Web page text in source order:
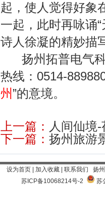
起，使人觉得好象
一起，此时再咏诵
诗人徐凝的精妙描
扬州拓普电气科
热线：0514-
州 ”的意境。
上一篇： 人间仙境
下一篇： 扬州旅游
设为首页 加入收藏 联系我们 扬
苏ICP备10068214号-2
苏